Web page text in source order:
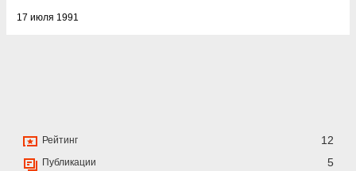
17 июля 1991
Рейтинг 12
Публикации 5